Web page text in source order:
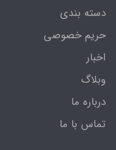
دسته بندی
حریم خصوصی
اخبار
وبلاگ
درباره ما
تماس با ما